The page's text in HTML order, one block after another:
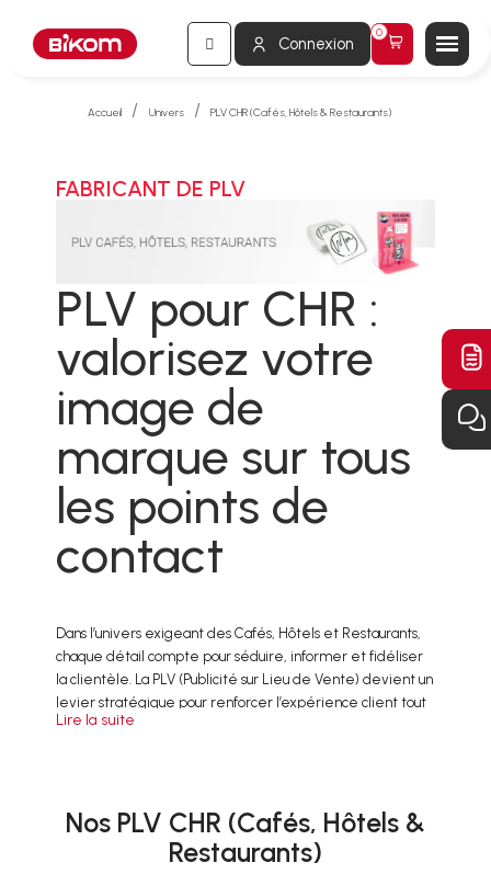
Connexion
Accueil Univers PLV CHR (Cafés, Hôtels & Restaurants)
FABRICANT DE PLV
PLV pour CHR :
valorisez votre
image de
marque sur tous
les points de
contact
Dans l’univers exigeant des Cafés, Hôtels et Restaurants,
chaque détail compte pour séduire, informer et fidéliser
la clientèle. La PLV (Publicité sur Lieu de Vente) devient un
levier stratégique pour renforcer l’expérience client tout
en affirmant votre identité. Chez [Nom du fabricant], nous
écoresponsable.
Qu’il s’agisse d’un bistrot de quartier, d’un hôtel 4 étoiles ou
d’un restaurant gastronomique, nous concevons des
Lire la suite
Nos PLV CHR (Cafés, Hôtels &
Restaurants)